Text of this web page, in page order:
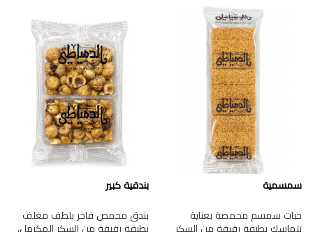
سمسمية
حبات سمسم محمصة بعناية
تتماسك بطبقة رقيقة من السكر
بندقية كبير
بندق محمص فاخر بلطف مغلف
بطبقة رقيقة من السكر المكرمل،